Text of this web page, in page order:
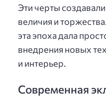
Эти черты
величия и
эта эпоха дала
внедрения новых
и интерьер.
Современная